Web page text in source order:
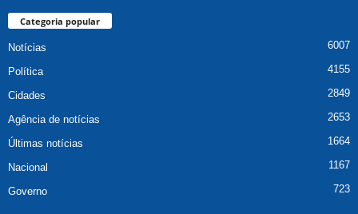
Categoria popular
Notícias 6007
Política 4155
Cidades 2849
Agência de notícias 2653
Últimas notícias 1664
Nacional 1167
Governo 723